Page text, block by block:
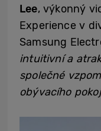
Lee, výkonný
Experience v
Samsung
intuitivní a
společné
obývacího